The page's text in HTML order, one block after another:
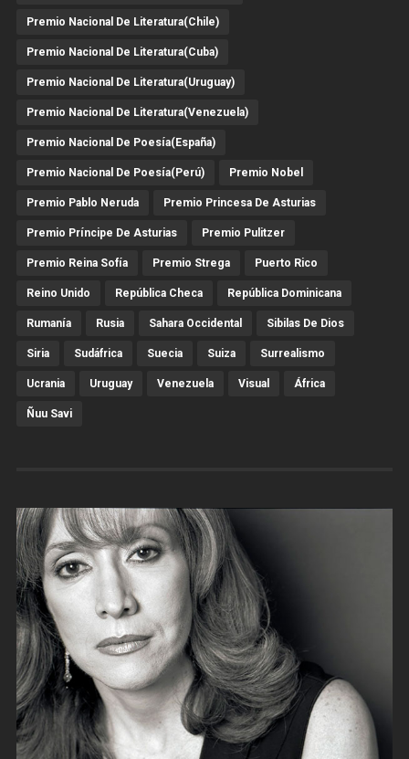
Premio Nacional De Literatura(Chile)
Premio Nacional De Literatura(Cuba)
Premio Nacional De Literatura(Uruguay)
Premio Nacional De Literatura(Venezuela)
Premio Nacional De Poesía(España)
Premio Nacional De Poesía(Perú) Premio Nobel
Premio Pablo Neruda Premio Princesa De Asturias
Premio Príncipe De Asturias Premio Pulitzer
Premio Reina Sofía Premio Strega Puerto Rico
Reino Unido República Checa República Dominicana
Rumanía Rusia Sahara Occidental Sibilas De Dios
Siria Sudáfrica Suecia Suiza Surrealismo
Ucrania Uruguay Venezuela Visual África
Ñuu Savi